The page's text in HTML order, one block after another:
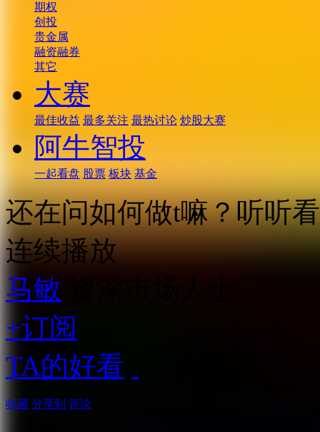
期权
创投
贵金属
融资融券
其它
大赛
最佳收益 最多关注 最热讨论 炒股大赛
阿牛智投
一起看盘 股票 板块 基金
还在问如何做t嘛？听听
连续播放
马敏
+订阅
TA的好看
收藏 分享到 评论